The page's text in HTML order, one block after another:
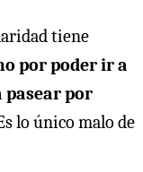
tiene
por poder ir a
por
lo único malo de